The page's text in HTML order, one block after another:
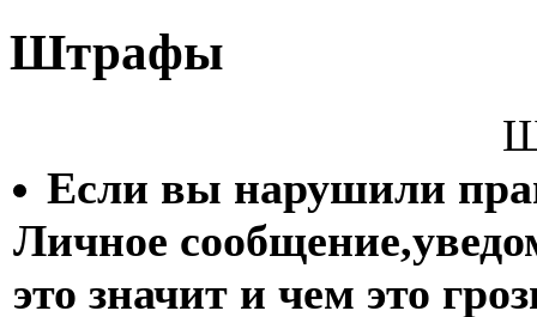
Штрафы
Если вы нарушили
Личное
это значит и чем это